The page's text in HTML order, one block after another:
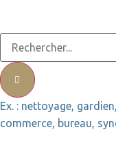
Ex. : nettoyage,
commerce, bureau,